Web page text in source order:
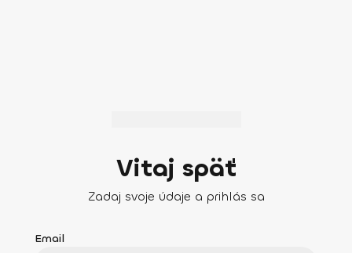
Vitaj späť
Zadaj svoje údaje a prihlás sa
Email